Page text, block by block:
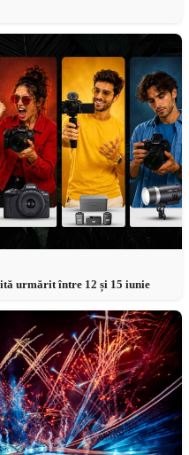
urmărit între 12 și 15 iunie